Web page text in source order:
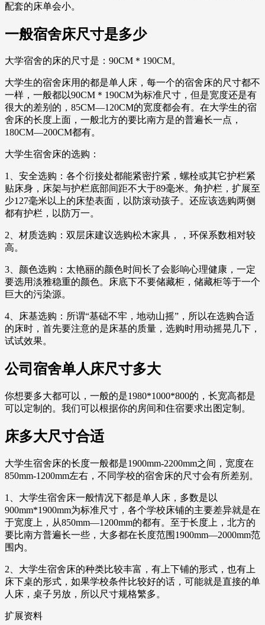
配套的床单会小。
一般宿舍床尺寸是多少
大学宿舍的床的尺寸是：90CM＊190CM。
大学生的宿舍床用的都是单人床，每一个的宿舍床的尺寸都不
一样，一般都以90CM＊190CM为标准尺寸，但是宽度还是有
很大的差别的，85CM—120CM的宽度都会有。在大学生的宿
舍床的长度上面，一般北方的要比南方是的普遍长一点，
180CM—200CM都有。
大学生宿舍床的选购：
1、安全选购：各个衍接处都能紧密拧紧，螺栓或其它护栏紧
贴床身，床架与护栏底部间距不大于89毫米。角护栏，扩展至
少127毫米以上的床垫表面，以防滚动孩子。还应该选购两侧
都有护栏，以防万一。
2、材质选购：双层床建议选购松木家具，，环保系数相对较
高。
3、颜色选购：太艳丽的颜色时间长了会影响心理健康，一定
要选用淡雅稳重的颜色。床底下不要储藏柜，储藏柜等于一个
巨大的污染源。
4、床基选购：所谓“基础不牢，地动山摇”，所以在选购合适
的床时，首先要注意的是床基的质量，选购时用动摇晃几下，
试试效果。
公司宿舍单人床尺寸多大
你想要多大都可以，一般的是1980*1000*800的，长宽高都是
可以定制的。我们可以根据你的房间和住宿要求出图定制。
床多大尺寸合适
大学生宿舍床的长度一般都是1900mm-2200mm之间，宽度在
850mm-1200mm左右，不同学校的宿舍床的尺寸会有所差别。
1、大学生宿舍床一般情况下都是单人床，多数是以
900mm*1900mm为标准尺寸，各个学校床铺的主要差异就是在
于宽度上，从850mm—1200mm的都有。至于长度上，北方的
要比南方普遍长一些，大多都在长度范围1900mm—2000mm范
围内。
2、大学生宿舍床的种类比较丰富，有上下铺的形式，也有上
床下桌的形式，如果学校条件比较好的话，可能就是直接的单
人床，桌子另放，所以尺寸规格繁多。
扩展资料